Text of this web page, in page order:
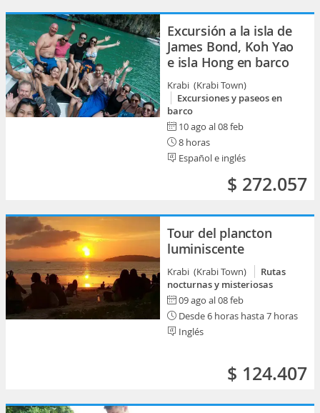
Excursión a la isla de
James Bond, Koh Yao
e isla Hong en barco
Krabi (Krabi Town)
Excursiones y paseos en
barco
10 ago al 08 feb
8 horas
Español e inglés
$ 272.057
Tour del plancton
luminiscente
Krabi (Krabi Town)
Rutas
nocturnas y misteriosas
09 ago al 08 feb
Desde 6 horas hasta 7 horas
Inglés
$ 124.407